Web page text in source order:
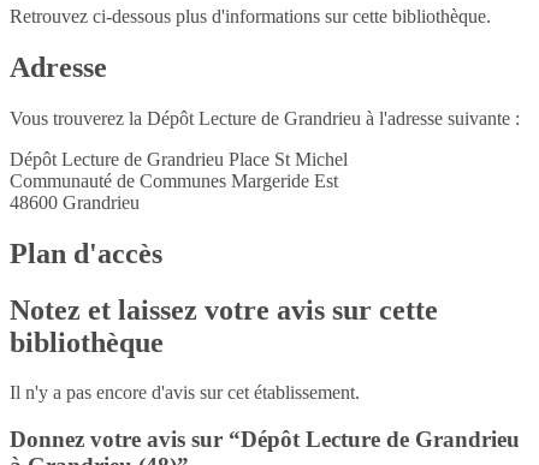
Retrouvez ci-dessous plus d'informations sur cette bibliothèque.
Adresse
Vous trouverez la Dépôt Lecture de Grandrieu à l'adresse suivante :
Dépôt Lecture de Grandrieu Place St Michel
Communauté de Communes Margeride Est
48600 Grandrieu
Plan d'accès
Notez et laissez votre avis sur cette
bibliothèque
Il n'y a pas encore d'avis sur cet établissement.
Donnez votre avis sur “Dépôt Lecture de Grandrieu